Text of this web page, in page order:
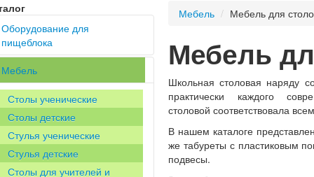
Оборудование для
пищеблока
Тепловое оборудование
Механическое
оборудование
Нейтральное
оборудование
Линия раздачи питания
Холодильное
Мебель
Столы ученические
Столы детские
Стулья ученические
Стулья детские
Столы для учителей и
Мебель / Мебель для
Мебель
Школьная столовая наряду
практически каждого
столовой соответствовала
В нашем каталоге
же табуреты с пластиковым
подвесы.